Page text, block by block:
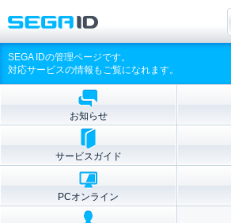
SEGA IDの管理ページです。
対応サービスの情報もご覧になれます。
お知らせ
サービスガイド
PCオンライン